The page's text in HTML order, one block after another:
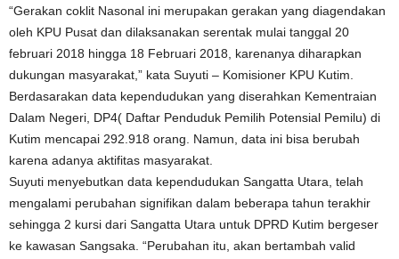
“Gerakan coklit Nasonal ini merupakan gerakan yang diagendakan
oleh KPU Pusat dan dilaksanakan serentak mulai tanggal 20
februari 2018 hingga 18 Februari 2018, karenanya diharapkan
dukungan masyarakat,” kata Suyuti – Komisioner KPU Kutim.
Berdasarakan data kependudukan yang diserahkan Kementraian
Dalam Negeri, DP4( Daftar Penduduk Pemilih Potensial Pemilu) di
Kutim mencapai 292.918 orang. Namun, data ini bisa berubah
karena adanya aktifitas masyarakat.
Suyuti menyebutkan data kependudukan Sangatta Utara, telah
mengalami perubahan signifikan dalam beberapa tahun terakhir
sehingga 2 kursi dari Sangatta Utara untuk DPRD Kutim bergeser
ke kawasan Sangsaka. “Perubahan itu, akan bertambah valid